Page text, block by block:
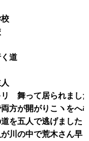
道
ゝ舞って居られまし
方が開がりこヽをへ
を五人で逃げました
川の中で荒木さん早